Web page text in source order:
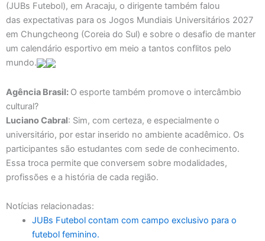
(JUBs Futebol), em Aracaju, o dirigente também falou
das expectativas para os Jogos Mundiais Universitários 2027
em Chungcheong (Coreia do Sul) e sobre o desafio de manter
um calendário esportivo em meio a tantos conflitos pelo
mundo.
Agência Brasil: O esporte também promove o intercâmbio
cultural?
Luciano Cabral: Sim, com certeza, e especialmente o
universitário, por estar inserido no ambiente acadêmico. Os
participantes são estudantes com sede de conhecimento.
Essa troca permite que conversem sobre modalidades,
profissões e a história de cada região.
Notícias relacionadas:
JUBs Futebol contam com campo exclusivo para o
futebol feminino.